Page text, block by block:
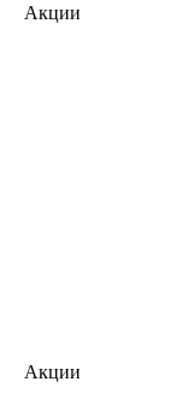
Акции
Акции